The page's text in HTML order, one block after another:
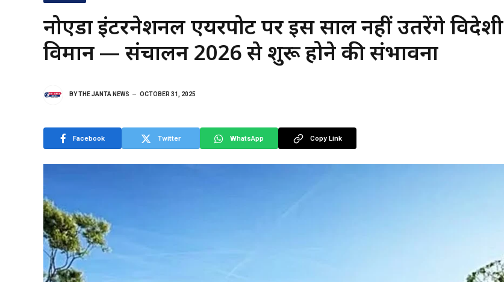
नोएडा इंटरनेशनल एयरपोर्ट पर इस साल नहीं उतरेंगे विदेशी
विमान — संचालन 2026 से शुरू होने की संभावना
BYTHE JANTA NEWS OCTOBER 31, 2025
Facebook Twitter WhatsApp Copy Link